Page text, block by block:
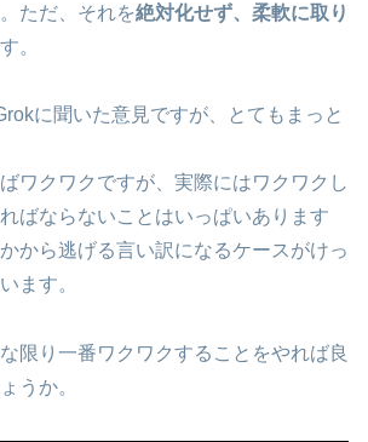
ただ、それを絶対化せず、柔軟に取り
。
に聞いた意見ですが、とてもまっと
ワクワクですが、実際にはワクワクし
ばならないことはいっぱいあります
から逃げる言い訳になるケースがけっ
ます。
限り一番ワクワクすることをやれば良
うか。